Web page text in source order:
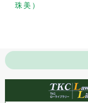
珠美）